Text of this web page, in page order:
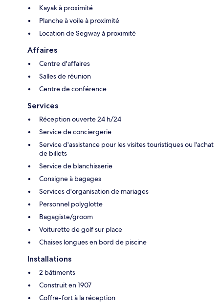
Kayak à proximité
Planche à voile à proximité
Location de Segway à proximité
Affaires
Centre d'affaires
Salles de réunion
Centre de conférence
Services
Réception ouverte 24 h/24
Service de conciergerie
Service d'assistance pour les visites touristiques ou l'achat
de billets
Service de blanchisserie
Consigne à bagages
Services d'organisation de mariages
Personnel polyglotte
Bagagiste/groom
Voiturette de golf sur place
Chaises longues en bord de piscine
Installations
2 bâtiments
Construit en 1907
Coffre-fort à la réception